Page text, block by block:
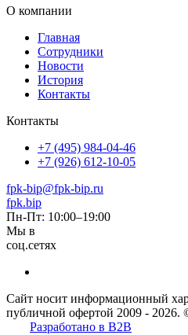
О компании
Главная
Сотрудники
Новости
История
Контакты
Контакты
+7 (495) 984-04-46
+7 (926) 612-10-05
fpk-bip@fpk-bip.ru
fpk.bip
Пн-Пт: 10:00–19:00
Мы в
соц.сетях
Сайт носит информационный
публичной офертой 2009 -
Разработано в B2B